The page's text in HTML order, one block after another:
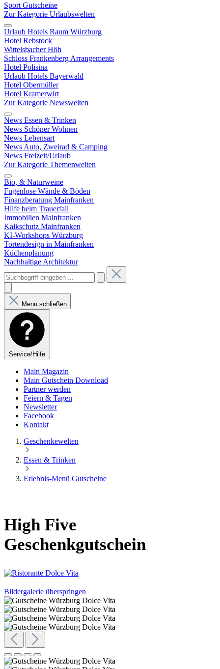
Sport Gutscheine
Zur Kategorie Urlaubswelten
Urlaub Hotels Raum Würzburg
Hotel Rebstock
Wittelsbacher Höh
Schloss Frankenberg Arrangements
Hotel Polisina
Urlaub Hotels Bayerwald
Hotel Obermüller
Hotel Kramerwirt
Zur Kategorie Newswelten
News Essen & Trinken
News Schöner Wohnen
News Lebensart
News Auto, Zweirad & Camping
News Freizeit/Urlaub
Zur Kategorie Themenwelten
Bio, & Naturweine
Fugenlose Wände & Böden
Finanzberatung Mainfranken
Hilfe beim Trauerfall
Immobilien Mainfranken
Kalkschutz Mainfranken
KI-Workshops Würzburg
Tortendesign in Mainfranken
Küchenplanung
Nachhaltige Architektur
Menü schließen
Service/Hilfe
Main Magazin
Main Gutschein Download
Partner werden
Feiern & Tagen
Newsletter
Facebook
Kontakt
Geschenkewelten
Essen & Trinken
Erlebnis-Menü Gutscheine
High Five
Geschenkgutschein
Bildergalerie überspringen